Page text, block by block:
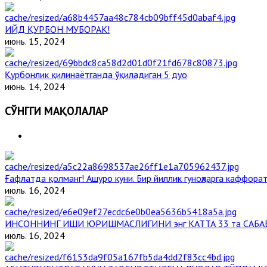
ИЙД ҚУРБОН МУБОРАК!
июнь. 15, 2024
Қурбонлик қилинаётганда ўқиладиган 5 дуо
июнь. 14, 2024
СЎНГГИ МАҚОЛАЛАР
Ғафлатда қолманг! Ашуро куни. Бир йиллик гуноҳларга
июль. 16, 2024
ИНСОННИНГ ИШИ ЮРИШМАСЛИГИНИ энг КАТТА 33 та
июль. 16, 2024